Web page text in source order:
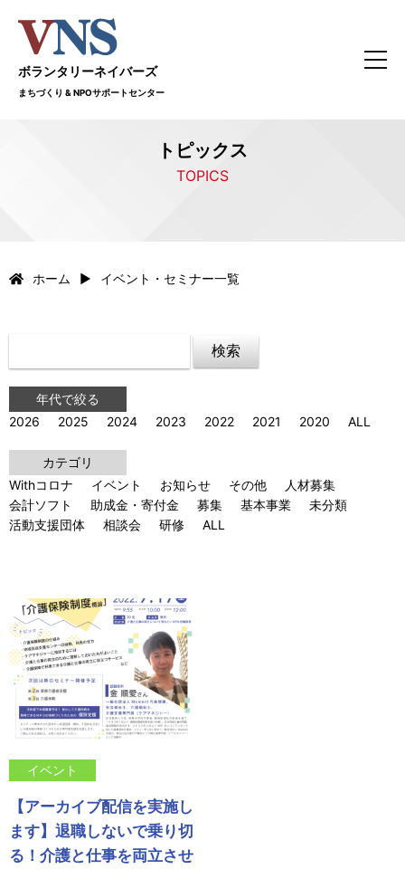
ボランタリーネイバーズ
まちづくり & NPOサポートセンター
トピックス
TOPICS
ホーム イベント・セミナー一覧
年代で絞る
2026
2025 2024 2023 2022 2021 2020 ALL
カテゴリ
Withコロナ
イベント お知らせ その他
人材募集
会計ソフト
助成金・寄付金 募集 基本事業
未分類
活動支援団体
相談会 研修 ALL
イベント
【アーカイブ配信を実施し
ます】退職しないで乗り切
る！介護と仕事を両立させ